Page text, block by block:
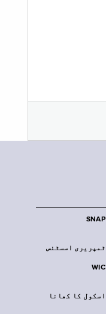
SNAP
ٹمپریری اسسٹنس
WIC
اسکول کا کھانا